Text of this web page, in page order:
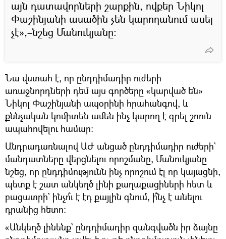
այն դատավորների շարքին, ովքեր Նիկոլ
Փաշինյանի ասածին չեն կարողանում ասել
չէ»,–նշեց Մանուկյանը։
Նա վստահ է, որ ընդդիմադիր ուժերի
առաջնորդների դեմ այս գործերը «կարված են»
Նիկոլ Փաշինյանի ապօրինի հրահանգով, և
քննչական կոմիտեն ամեն ինչ կարող է գրել շոուն
ապահովելու համար։
Անդրադառնալով ԱԺ անցած ընդդիմադիր ուժերի`
մանդատները վերցնելու որոշմանը, Մանուկյանը
նշեց, որ ընդդիմությունն ինչ որոշում էլ որ կայացնի,
պետք է շատ անկեղծ լինի քաղաքացիների հետ և
բացատրի` ինչո՞ւ է էդ քայլին գնում, ի՞նչ է անելու
դրանից հետո։
«Անկեղծ լինենք` ընդդիմադիր զանգվածն իր ձայնը